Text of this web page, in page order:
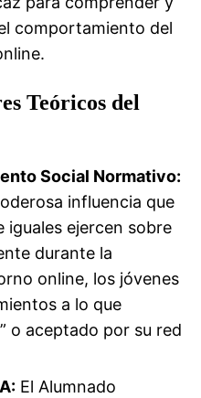
comportamiento del
Teóricos del
Social Normativo:
influencia que
iguales ejercen sobre
durante la
online, los jóvenes
a lo que
o aceptado por su red
El Alumnado